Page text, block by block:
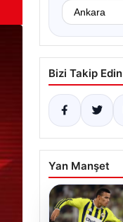
Bizi Takip Edin
Yan Manşet